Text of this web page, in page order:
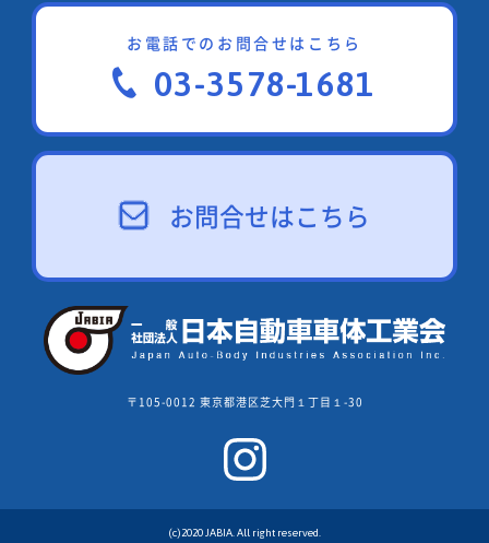
お電話でのお問合せはこちら
03-3578-1681
お問合せはこちら
〒105-0012 東京都港区芝大門１丁目１-30
(c)2020 JABIA. All right reserved.